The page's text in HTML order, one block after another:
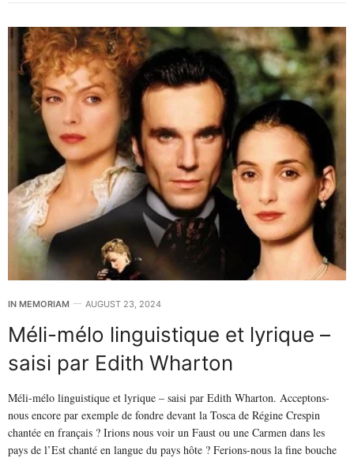
IN MEMORIAM AUGUST 23, 2024
Méli-mélo linguistique et lyrique –
saisi par Edith Wharton
Méli-mélo linguistique et lyrique – saisi par Edith Wharton. Acceptons-
nous encore par exemple de fondre devant la Tosca de Régine Crespin
chantée en français ? Irions nous voir un Faust ou une Carmen dans les
pays de l’Est chanté en langue du pays hôte ? Ferions-nous la fine bouche